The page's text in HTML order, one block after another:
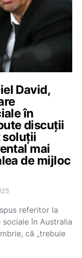
David,
în
discuții
soluții
mai
de mijloc
referitor la
în Australia
că „trebuie